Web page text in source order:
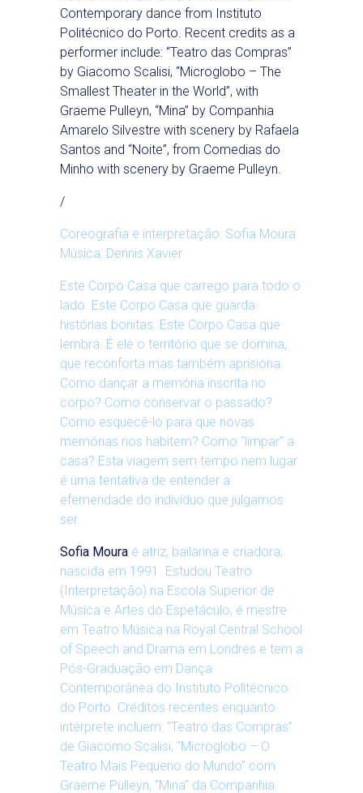
Contemporary dance from Instituto
Politécnico do Porto. Recent credits as a
performer include: “Teatro das Compras”
by Giacomo Scalisi, “Microglobo – The
Smallest Theater in the World”, with
Graeme Pulleyn, “Mina” by Companhia
Amarelo Silvestre with scenery by Rafaela
Santos and “Noite”, from Comedias do
Minho with scenery by Graeme Pulleyn.
/
Coreografia e interpretação: Sofia Moura
Música: Dennis Xavier
Este Corpo Casa que carrego para todo o
lado. Este Corpo Casa que guarda
histórias bonitas. Este Corpo Casa que
lembra. É ele o território que se domina,
que reconforta mas também aprisiona.
Como dançar a memória inscrita no
corpo? Como conservar o passado?
Como esquecê-lo para que novas
memórias nos habitem? Como “limpar” a
casa? Esta viagem sem tempo nem lugar
é uma tentativa de entender a
efemeridade do indivíduo que julgamos
ser.
Sofia Moura é atriz, bailarina e criadora,
nascida em 1991. Estudou Teatro
(Interpretação) na Escola Superior de
Música e Artes do Espetáculo, é mestre
em Teatro Música na Royal Central School
of Speech and Drama em Londres e tem a
Pós-Graduação em Dança
Contemporânea do Instituto Politécnico
do Porto. Créditos recentes enquanto
intérprete incluem: “Teatro das Compras”
de Giacomo Scalisi, “Microglobo – O
Teatro Mais Pequeno do Mundo” com
Graeme Pulleyn, “Mina” da Companhia